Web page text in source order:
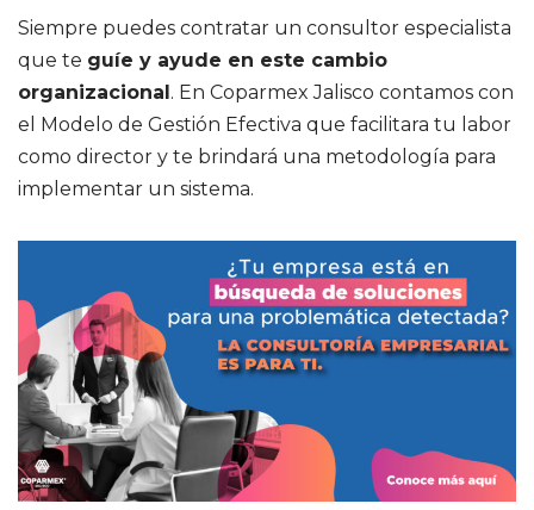
Siempre puedes contratar un consultor especialista
que te guíe y ayude en este cambio
organizacional. En Coparmex Jalisco contamos con
el Modelo de Gestión Efectiva que facilitara tu labor
como director y te brindará una metodología para
implementar un sistema.